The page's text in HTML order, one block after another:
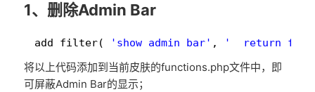
1、删除Admin Bar
1
add_filter( 'show_admin_bar' ,
将以上代码添加到当前皮肤的functions.php文件中，即
可屏蔽Admin Bar的显示；